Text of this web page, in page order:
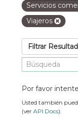
Servicios
Viajeros
Filtrar
Por favor
Usted también
(ver API Docs).